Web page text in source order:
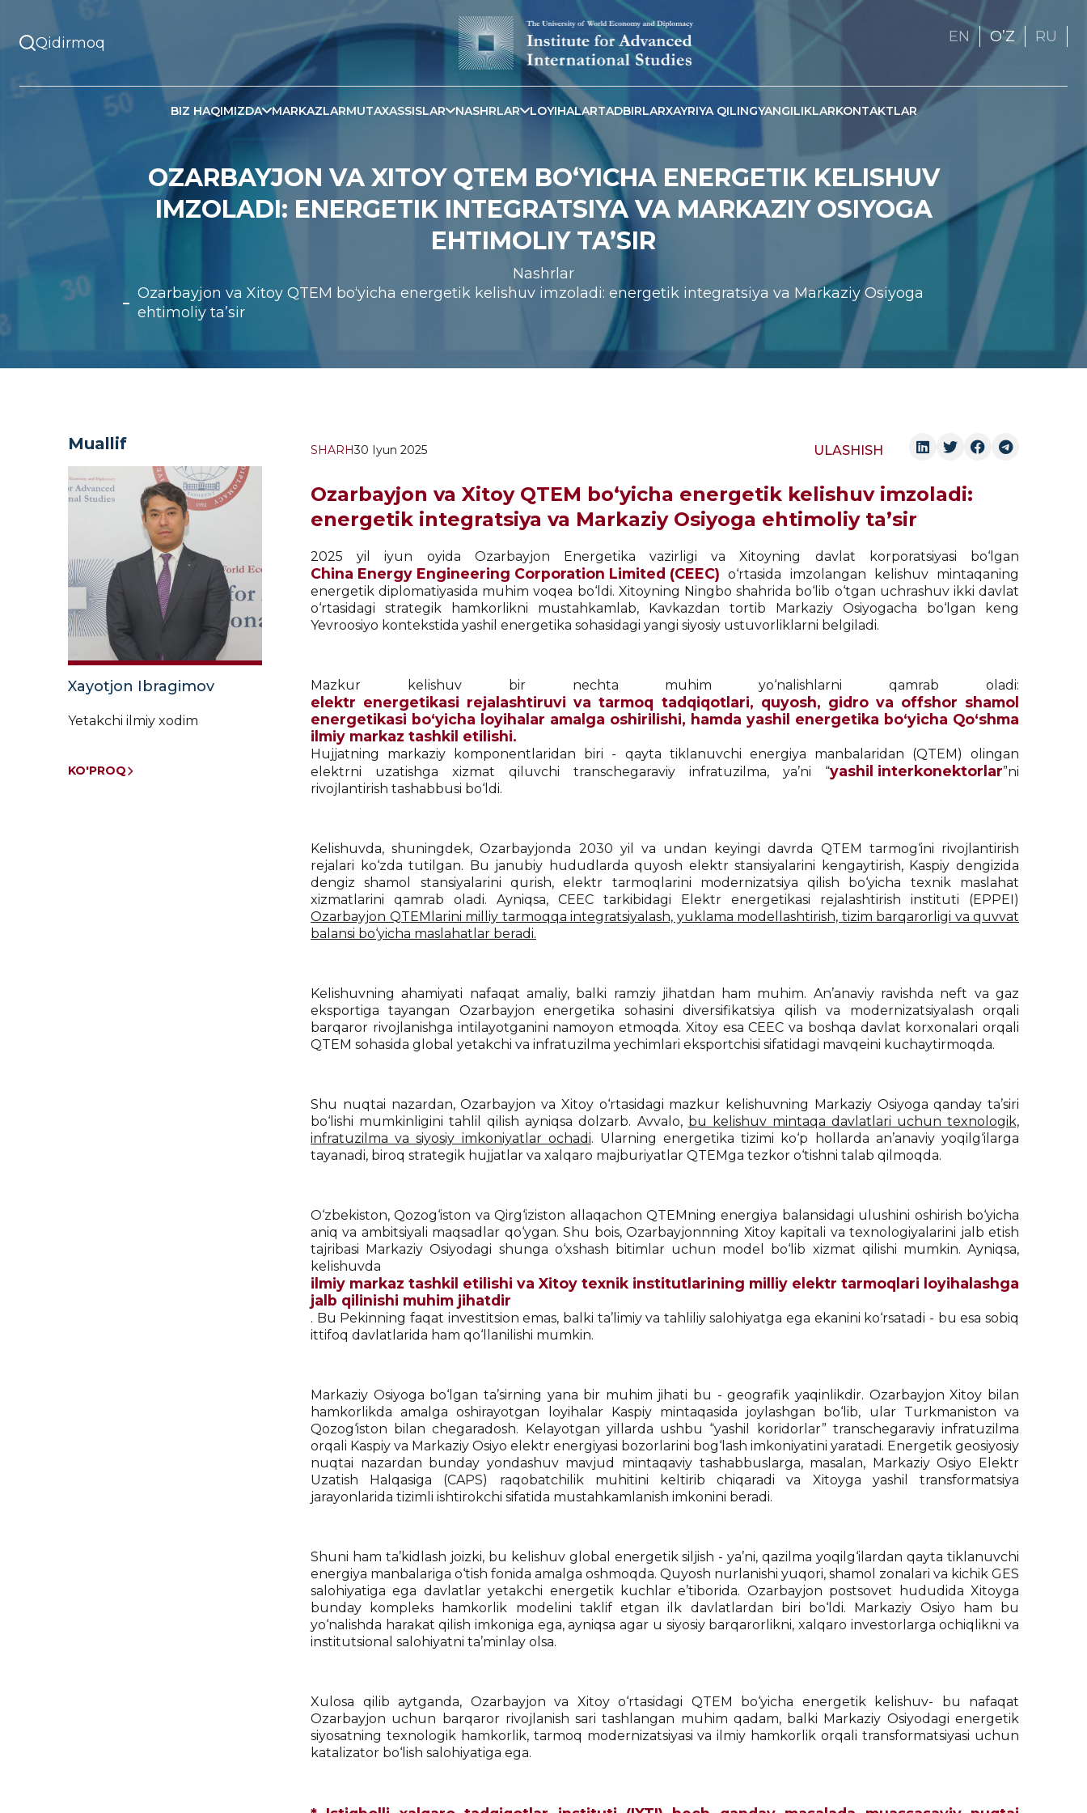
EN OʼZ RU
BIZ HAQIMIZDA MARKAZLARMUTAXASSISLAR NASHRLAR LOYIHALARTADBIRLARXAYRIYA QILINGYANGILIKLARKONTAKTLAR
OZARBAYJON VA XITOY QTEM BO‘YICHA ENERGETIK KELISHUV
IMZOLADI: ENERGETIK INTEGRATSIYA VA MARKAZIY OSIYOGA
EHTIMOLIY TA’SIR
Nashrlar
Ozarbayjon va Xitoy QTEM bo‘yicha energetik kelishuv imzoladi: energetik integratsiya va Markaziy Osiyoga
ehtimoliy ta’sir
Muallif
Xayotjon Ibragimov
Yetakchi ilmiy xodim
KO'PROQ
SHARH30 Iyun 2025 ULASHISH
Ozarbayjon va Xitoy QTEM bo‘yicha energetik kelishuv imzoladi:
energetik integratsiya va Markaziy Osiyoga ehtimoliy ta’sir
2025 yil iyun oyida Ozarbayjon Energetika vazirligi va Xitoyning davlat korporatsiyasi bo‘lgan
China Energy Engineering Corporation Limited (CEEC) o‘rtasida imzolangan kelishuv mintaqaning
energetik diplomatiyasida muhim voqea bo‘ldi. Xitoyning Ningbo shahrida bo‘lib o‘tgan uchrashuv ikki davlat
o‘rtasidagi strategik hamkorlikni mustahkamlab, Kavkazdan tortib Markaziy Osiyogacha bo‘lgan keng
Yevroosiyo kontekstida yashil energetika sohasidagi yangi siyosiy ustuvorliklarni belgiladi.
Mazkur kelishuv bir nechta muhim yo‘nalishlarni qamrab oladi:
elektr energetikasi rejalashtiruvi va tarmoq tadqiqotlari, quyosh, gidro va offshor shamol
energetikasi bo‘yicha loyihalar amalga oshirilishi, hamda yashil energetika bo‘yicha Qo‘shma
ilmiy markaz tashkil etilishi.
Hujjatning markaziy komponentlaridan biri - qayta tiklanuvchi energiya manbalaridan (QTEM) olingan
elektrni uzatishga xizmat qiluvchi transchegaraviy infratuzilma, ya’ni “yashil interkonektorlar”ni
rivojlantirish tashabbusi bo‘ldi.
Kelishuvda, shuningdek, Ozarbayjonda 2030 yil va undan keyingi davrda QTEM tarmog‘ini rivojlantirish
rejalari ko‘zda tutilgan. Bu janubiy hududlarda quyosh elektr stansiyalarini kengaytirish, Kaspiy dengizida
dengiz shamol stansiyalarini qurish, elektr tarmoqlarini modernizatsiya qilish bo‘yicha texnik maslahat
xizmatlarini qamrab oladi. Ayniqsa, CEEC tarkibidagi Elektr energetikasi rejalashtirish instituti (EPPEI)
Ozarbayjon QTEMlarini milliy tarmoqqa integratsiyalash, yuklama modellashtirish, tizim barqarorligi va quvvat
balansi bo‘yicha maslahatlar beradi.
Kelishuvning ahamiyati nafaqat amaliy, balki ramziy jihatdan ham muhim. An’anaviy ravishda neft va gaz
eksportiga tayangan Ozarbayjon energetika sohasini diversifikatsiya qilish va modernizatsiyalash orqali
barqaror rivojlanishga intilayotganini namoyon etmoqda. Xitoy esa CEEC va boshqa davlat korxonalari orqali
QTEM sohasida global yetakchi va infratuzilma yechimlari eksportchisi sifatidagi mavqeini kuchaytirmoqda.
Shu nuqtai nazardan, Ozarbayjon va Xitoy o‘rtasidagi mazkur kelishuvning Markaziy Osiyoga qanday ta’siri
bo‘lishi mumkinligini tahlil qilish ayniqsa dolzarb. Avvalo, bu kelishuv mintaqa davlatlari uchun texnologik,
infratuzilma va siyosiy imkoniyatlar ochadi. Ularning energetika tizimi ko‘p hollarda an’anaviy yoqilg‘ilarga
tayanadi, biroq strategik hujjatlar va xalqaro majburiyatlar QTEMga tezkor o‘tishni talab qilmoqda.
O‘zbekiston, Qozog‘iston va Qirg‘iziston allaqachon QTEMning energiya balansidagi ulushini oshirish bo‘yicha
aniq va ambitsiyali maqsadlar qo‘ygan. Shu bois, Ozarbayjonnning Хitoy kapitali va texnologiyalarini jalb etish
tajribasi Markaziy Osiyodagi shunga o‘xshash bitimlar uchun model bo‘lib xizmat qilishi mumkin. Ayniqsa,
kelishuvda
ilmiy markaz tashkil etilishi va Xitoy texnik institutlarining milliy elektr tarmoqlari loyihalashga
jalb qilinishi muhim jihatdir
. Bu Pekinning faqat investitsion emas, balki ta’limiy va tahliliy salohiyatga ega ekanini ko‘rsatadi - bu esa sobiq
ittifoq davlatlarida ham qo‘llanilishi mumkin.
Markaziy Osiyoga bo‘lgan ta’sirning yana bir muhim jihati bu - geografik yaqinlikdir. Ozarbayjon Xitoy bilan
hamkorlikda amalga oshirayotgan loyihalar Kaspiy mintaqasida joylashgan bo‘lib, ular Turkmaniston va
Qozog‘iston bilan chegaradosh. Kelayotgan yillarda ushbu “yashil koridorlar” transchegaraviy infratuzilma
orqali Kaspiy va Markaziy Osiyo elektr energiyasi bozorlarini bog‘lash imkoniyatini yaratadi. Energetik geosiyosiy
nuqtai nazardan bunday yondashuv mavjud mintaqaviy tashabbuslarga, masalan, Markaziy Osiyo Elektr
Uzatish Halqasiga (CAPS) raqobatchilik muhitini keltirib chiqaradi va Xitoyga yashil transformatsiya
jarayonlarida tizimli ishtirokchi sifatida mustahkamlanish imkonini beradi.
Shuni ham ta’kidlash joizki, bu kelishuv global energetik siljish - ya’ni, qazilma yoqilg‘ilardan qayta tiklanuvchi
energiya manbalariga o‘tish fonida amalga oshmoqda. Quyosh nurlanishi yuqori, shamol zonalari va kichik GES
salohiyatiga ega davlatlar yetakchi energetik kuchlar e’tiborida. Ozarbayjon postsovet hududida Xitoyga
bunday kompleks hamkorlik modelini taklif etgan ilk davlatlardan biri bo‘ldi. Markaziy Osiyo ham bu
yo‘nalishda harakat qilish imkoniga ega, ayniqsa agar u siyosiy barqarorlikni, xalqaro investorlarga ochiqlikni va
institutsional salohiyatni ta’minlay olsa.
Xulosa qilib aytganda, Ozarbayjon va Xitoy o‘rtasidagi QTEM bo‘yicha energetik kelishuv- bu nafaqat
Ozarbayjon uchun barqaror rivojlanish sari tashlangan muhim qadam, balki Markaziy Osiyodagi energetik
siyosatning texnologik hamkorlik, tarmoq modernizatsiyasi va ilmiy hamkorlik orqali transformatsiyasi uchun
katalizator bo‘lish salohiyatiga ega.